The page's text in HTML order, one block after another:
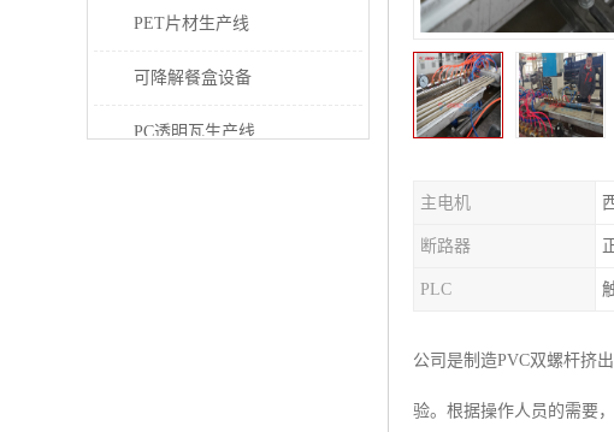
PET片材生产线
可降解餐盒设备
PC透明瓦生产线
主电机
断路器
PLC
公司是制造PVC双螺杆挤
验。根据操作人员的需要